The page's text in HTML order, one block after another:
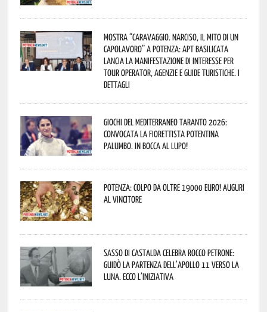
Mostra “Caravaggio. Narciso, il mito di un
capolavoro” a Potenza: APT Basilicata
lancia la manifestazione di interesse per
Tour Operator, Agenzie e Guide Turistiche. I
dettagli
Giochi del Mediterraneo Taranto 2026:
convocata la fiorettista potentina
Palumbo. In bocca al lupo!
Potenza: colpo da oltre 19000 Euro! Auguri
al vincitore
Sasso di Castalda celebra Rocco Petrone:
guidò la partenza dell’Apollo 11 verso la
Luna. Ecco l’iniziativa